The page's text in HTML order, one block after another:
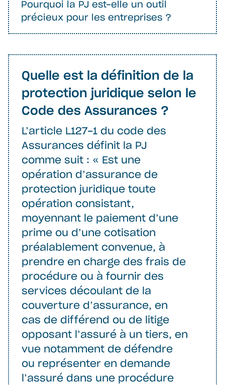
Pourquoi la PJ est-elle un outil
précieux pour les entreprises ?
Quelle est la définition de la
protection juridique selon le
Code des Assurances ?
L’article L127-1 du code des
Assurances définit la PJ
comme suit : « Est une
opération d’assurance de
protection juridique toute
opération consistant,
moyennant le paiement d’une
prime ou d’une cotisation
préalablement convenue, à
prendre en charge des frais de
procédure ou à fournir des
services découlant de la
couverture d’assurance, en
cas de différend ou de litige
opposant l’assuré à un tiers, en
vue notamment de défendre
ou représenter en demande
l’assuré dans une procédure